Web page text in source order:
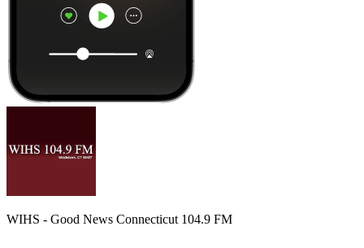
WIHS - Good News Connecticut 104.9 FM